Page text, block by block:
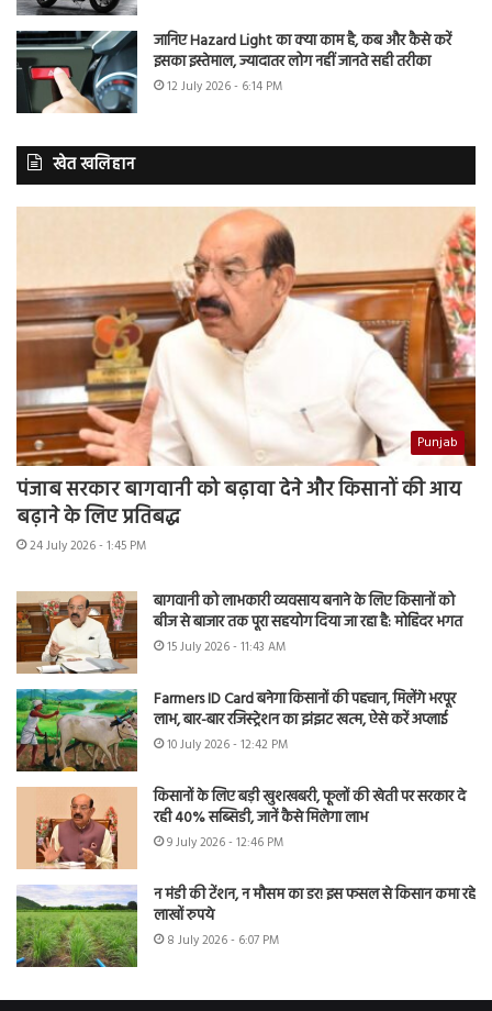
जानिए Hazard Light का क्या काम है, कब और कैसे करें
इसका इस्तेमाल, ज्यादातर लोग नहीं जानते सही तरीका
12 July 2026 - 6:14 PM
खेत खलिहान
Punjab
पंजाब सरकार बागवानी को बढ़ावा देने और किसानों की आय
बढ़ाने के लिए प्रतिबद्ध
24 July 2026 - 1:45 PM
बागवानी को लाभकारी व्यवसाय बनाने के लिए किसानों को
बीज से बाजार तक पूरा सहयोग दिया जा रहा है: मोहिंदर भगत
15 July 2026 - 11:43 AM
Farmers ID Card बनेगा किसानों की पहचान, मिलेंगे भरपूर
लाभ, बार-बार रजिस्ट्रेशन का झंझट खत्म, ऐसे करें अप्लाई
10 July 2026 - 12:42 PM
किसानों के लिए बड़ी खुशखबरी, फूलों की खेती पर सरकार दे
रही 40% सब्सिडी, जानें कैसे मिलेगा लाभ
9 July 2026 - 12:46 PM
न मंडी की टेंशन, न मौसम का डर! इस फसल से किसान कमा रहे
लाखों रुपये
8 July 2026 - 6:07 PM